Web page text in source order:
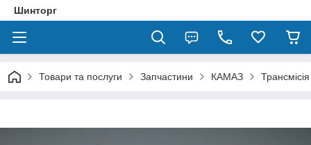
Шинторг
Товари та послуги Запчастини КАМАЗ Трансмісія